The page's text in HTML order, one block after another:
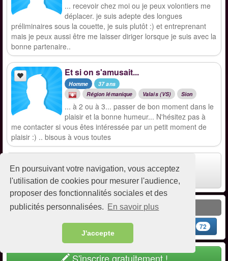
En poursuivant votre navigation, vous acceptez
l'utilisation de cookies pour mesurer l'audience,
proposer des fonctionnalités sociales et des
publicités personnalisées. En savoir plus
J'accepte
... recevoir chez moi ou je peux volontiers me
déplacer. je suis adepte des longues
préliminaires sous la couette, je suis plutôt :) et entreprenant
mais je peux aussi être me laisser diriger lorsque je suis avec la
bonne partenaire..
Et si on s'amusait...
Homme
37 ans
Région lémanique
Valais (VS) Sion
... à 2 ou à 3... passer de bon moment dans le
plaisir et la bonne humeur... N'hésitez pas à
me contacter si vous êtes intéressée par un petit moment de
plaisir :) .. bisous à vous toutes
Homme échangiste
Valais (72 ann.)
Accès rapide
5 45 72
S'inscrire gratuitement !